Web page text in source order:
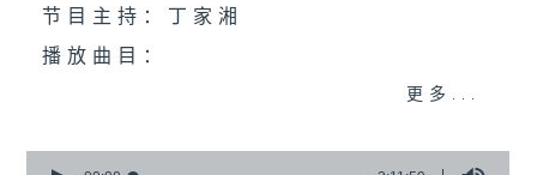
有更亲切的感受。
节目主持：丁家湘
播放曲目：
更多...